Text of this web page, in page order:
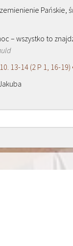
Pańskie,
– wszystko to
13-14 (2 P 1, 16-19)